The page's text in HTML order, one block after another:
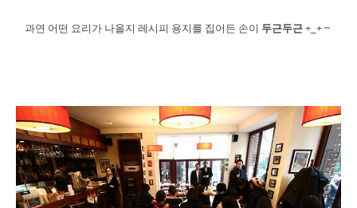
과연 어떤 요리가 나올지 레시피 용지를 집어든 손이 두근두근 +_+ ~